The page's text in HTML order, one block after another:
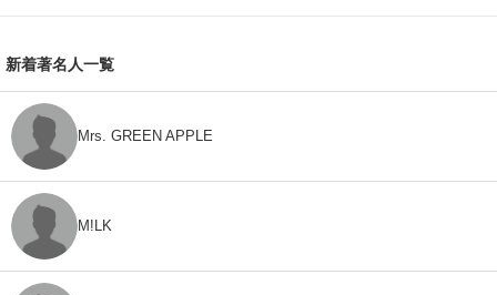
新着著名人一覧
Mrs. GREEN APPLE
M!LK